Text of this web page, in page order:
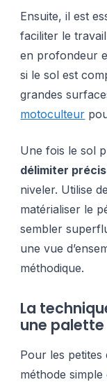
Ensuite, il est
faciliter le
en profondeur
si le sol est
grandes
motoculteur
Une fois le sol
délimiter
niveler. Utilise
matérialiser le
sembler
une vue
méthodique.
La
une palette
Pour les
méthode